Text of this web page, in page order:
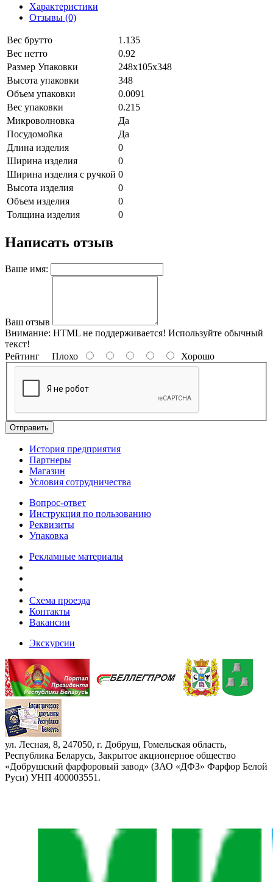
Характеристики
Отзывы (0)
Вес брутто
1.135
Вес нетто
0.92
Размер Упаковки
248х105х348
Высота упаковки
348
Объем упаковки
0.0091
Вес упаковки
0.215
Микроволновка
Да
Посудомойка
Да
Длина изделия
0
Ширина изделия
0
Ширина изделия с ручкой 0
Высота изделия
0
Объем изделия
0
Толщина изделия
0
Написать отзыв
Ваше имя:
Ваш отзыв
Внимание: HTML не поддерживается! Используйте обычный
текст!
Рейтинг Плохо Хорошо
Отправить
История предприятия
Партнеры
Магазин
Условия сотрудничества
Вопрос-ответ
Инструкция по пользованию
Реквизиты
Упаковка
Рекламные материалы
Схема проезда
Контакты
Вакансии
Экскурсии
ул. Лесная, 8, 247050, г. Добруш, Гомельская область,
Республика Беларусь, Закрытое акционерное общество
«Добрушский фарфоровый завод» (ЗАО «ДФЗ» Фарфор Белой
Руси) УНП 400003551.